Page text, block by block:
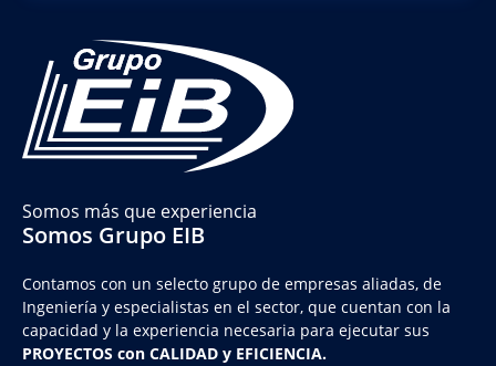
Somos más que experiencia
Somos Grupo EIB
Contamos con un selecto grupo de empresas aliadas, de
Ingeniería y especialistas en el sector, que cuentan con la
capacidad y la experiencia necesaria para ejecutar sus
PROYECTOS con CALIDAD y EFICIENCIA.